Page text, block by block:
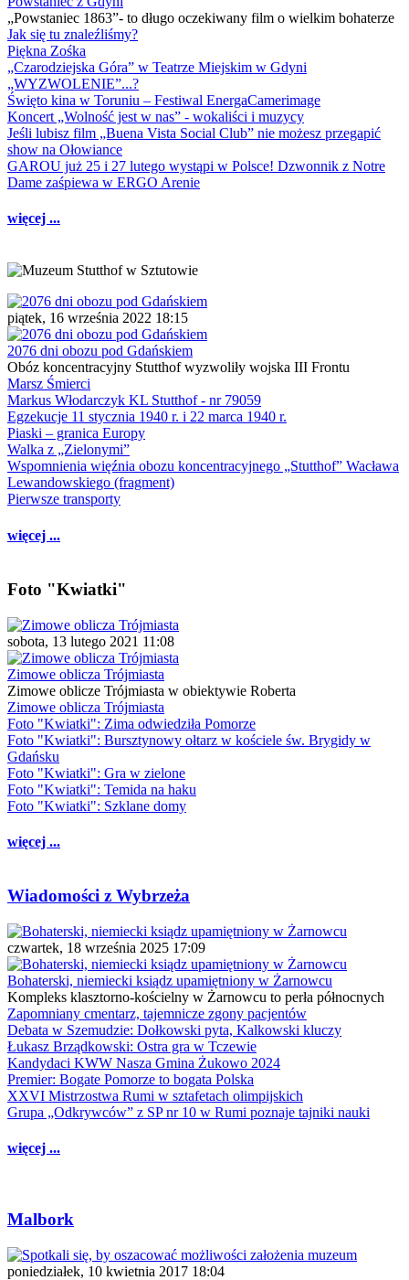
„Powstaniec 1863”- to długo oczekiwany film o wielkim bohaterze
Jak się tu znaleźliśmy?
Piękna Zośka
„Czarodziejska Góra” w Teatrze Miejskim w Gdyni
„WYZWOLENIE”...?
Święto kina w Toruniu – Festiwal EnergaCamerimage
Koncert „Wolność jest w nas” - wokaliści i muzycy
Jeśli lubisz film „Buena Vista Social Club” nie możesz przegapić
show na Ołowiance
GAROU już 25 i 27 lutego wystąpi w Polsce! Dzwonnik z Notre
Dame zaśpiewa w ERGO Arenie
więcej ...
piątek, 16 września 2022 18:15
2076 dni obozu pod Gdańskiem
Obóz koncentracyjny Stutthof wyzwoliły wojska III Frontu
Marsz Śmierci
Markus Włodarczyk KL Stutthof - nr 79059
Egzekucje 11 stycznia 1940 r. i 22 marca 1940 r.
Piaski – granica Europy
Walka z „Zielonymi”
Wspomnienia więźnia obozu koncentracyjnego „Stutthof” Wacława
Lewandowskiego (fragment)
Pierwsze transporty
więcej ...
Foto "Kwiatki"
sobota, 13 lutego 2021 11:08
Zimowe oblicza Trójmiasta
Zimowe oblicze Trójmiasta w obiektywie Roberta
Zimowe oblicza Trójmiasta
Foto "Kwiatki": Zima odwiedziła Pomorze
Foto "Kwiatki": Bursztynowy ołtarz w kościele św. Brygidy w
Gdańsku
Foto "Kwiatki": Gra w zielone
Foto "Kwiatki": Temida na haku
Foto "Kwiatki": Szklane domy
więcej ...
Wiadomości z Wybrzeża
czwartek, 18 września 2025 17:09
Bohaterski, niemiecki ksiądz upamiętniony w Żarnowcu
Kompleks klasztorno-kościelny w Żarnowcu to perła północnych
Zapomniany cmentarz, tajemnicze zgony pacjentów
Debata w Szemudzie: Dołkowski pyta, Kalkowski kluczy
Łukasz Brządkowski: Ostra gra w Tczewie
Kandydaci KWW Nasza Gmina Żukowo 2024
Premier: Bogate Pomorze to bogata Polska
XXVI Mistrzostwa Rumi w sztafetach olimpijskich
Grupa „Odkrywców” z SP nr 10 w Rumi poznaje tajniki nauki
więcej ...
Malbork
poniedziałek, 10 kwietnia 2017 18:04